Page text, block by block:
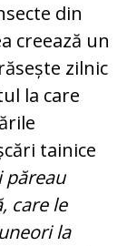
din
creează un
zilnic
la care
tainice
păreau
care le
la